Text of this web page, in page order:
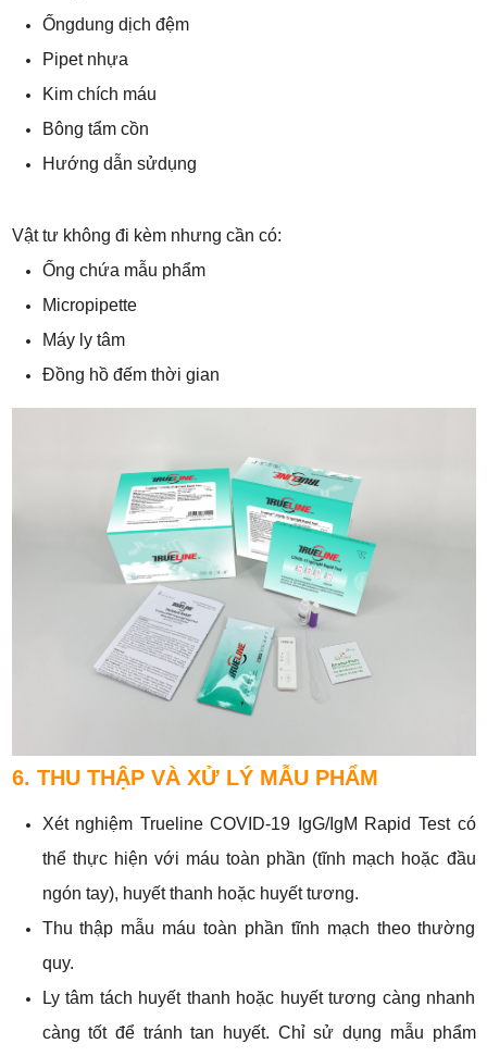
Ốngdung dịch đệm
Pipet nhựa
Kim chích máu
Bông tẩm cồn
Hướng dẫn sửdụng
Vật tư không đi kèm nhưng cần có:
Ống chứa mẫu phẩm
Micropipette
Máy ly tâm
Đồng hồ đếm thời gian
6. THU THẬP VÀ XỬ LÝ MẪU PHẨM
Xét nghiệm Trueline COVID-19 IgG/IgM Rapid Test có
thể thực hiện với máu toàn phần (tĩnh mạch hoặc đầu
ngón tay), huyết thanh hoặc huyết tương.
Thu thập mẫu máu toàn phần tĩnh mạch theo thường
quy.
Ly tâm tách huyết thanh hoặc huyết tương càng nhanh
càng tốt để tránh tan huyết. Chỉ sử dụng mẫu phẩm